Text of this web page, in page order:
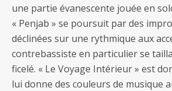
une partie évanescente jouée en
« Penjab » se poursuit par des
déclinées sur une rythmique aux
contrebassiste en particulier se
ficelé. « Le Voyage Intérieur » est
lui donne des couleurs de musique